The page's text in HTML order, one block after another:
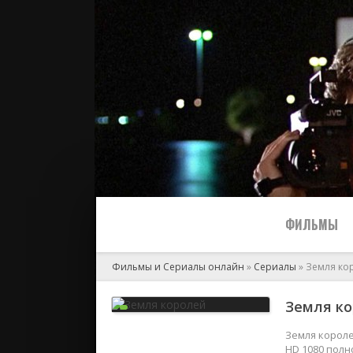
ФИЛЬМЫ
2024
Фильмы и Сериалы онлайн » Сериалы » Земля
Земля
Земля
HD 1080